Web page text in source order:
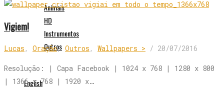
Animais
HD
Instrumentos
Outros
English
Vigiem!
Lucas , Oração, Outros , Wallpapers > / 20/07/2016
Resolução: | Capa Facebook | 1024 x 768 | 1280 x 800
| 1366 x 768 | 1920 x…